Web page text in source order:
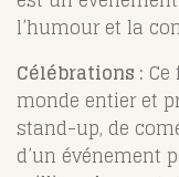
l’humour et la
Célébrations :
monde entier et
stand-up, de
d’un événement